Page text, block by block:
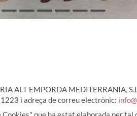
ALT EMPORDA MEDITERRANIA,
i adreça de correu electrònic: